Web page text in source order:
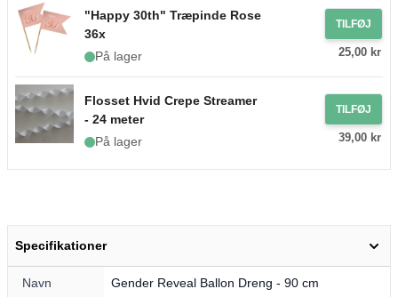
"Happy 30th" Træpinde Rose
36x
På lager
TILFØJ
25,00 kr
Flosset Hvid Crepe Streamer
- 24 meter
På lager
TILFØJ
39,00 kr
Specifikationer
Navn Gender Reveal Ballon Dreng - 90 cm